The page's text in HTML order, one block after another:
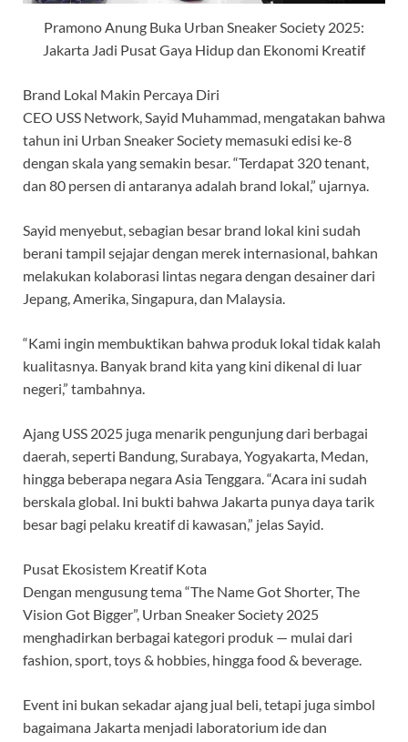
Pramono Anung Buka Urban Sneaker Society 2025:
Jakarta Jadi Pusat Gaya Hidup dan Ekonomi Kreatif
Brand Lokal Makin Percaya Diri
CEO USS Network, Sayid Muhammad, mengatakan bahwa
tahun ini Urban Sneaker Society memasuki edisi ke-8
dengan skala yang semakin besar. “Terdapat 320 tenant,
dan 80 persen di antaranya adalah brand lokal,” ujarnya.
Sayid menyebut, sebagian besar brand lokal kini sudah
berani tampil sejajar dengan merek internasional, bahkan
melakukan kolaborasi lintas negara dengan desainer dari
Jepang, Amerika, Singapura, dan Malaysia.
“Kami ingin membuktikan bahwa produk lokal tidak kalah
kualitasnya. Banyak brand kita yang kini dikenal di luar
negeri,” tambahnya.
Ajang USS 2025 juga menarik pengunjung dari berbagai
daerah, seperti Bandung, Surabaya, Yogyakarta, Medan,
hingga beberapa negara Asia Tenggara. “Acara ini sudah
berskala global. Ini bukti bahwa Jakarta punya daya tarik
besar bagi pelaku kreatif di kawasan,” jelas Sayid.
Pusat Ekosistem Kreatif Kota
Dengan mengusung tema “The Name Got Shorter, The
Vision Got Bigger”, Urban Sneaker Society 2025
menghadirkan berbagai kategori produk — mulai dari
fashion, sport, toys & hobbies, hingga food & beverage.
Event ini bukan sekadar ajang jual beli, tetapi juga simbol
bagaimana Jakarta menjadi laboratorium ide dan